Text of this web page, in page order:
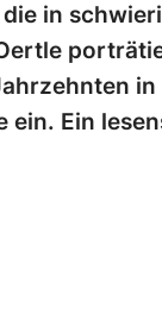
in
ein. Ein